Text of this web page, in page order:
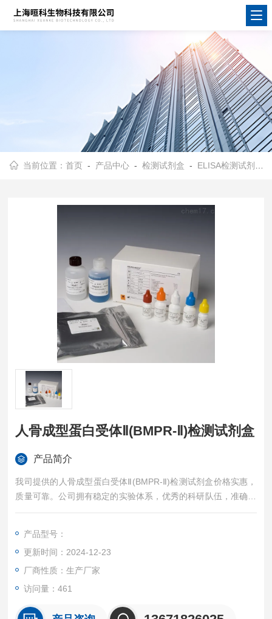
当前位置：首页 - 产品中心 -检测试剂盒 - ELISA检测试剂盒
人骨成型蛋白受体Ⅱ(BMPR-Ⅱ)检测试剂盒
产品简介
我司提供的人骨成型蛋白受体Ⅱ(BMPR-Ⅱ)检测试剂盒价格实惠，
质量可靠。公司拥有稳定的实验体系，优秀的科研队伍，准确的
实验结果，是您值得信赖的合作伙伴，凡购买我司的试剂盒产品
产品型号：
更新时间：2024-12-23
厂商性质：生产厂家
访问量：461